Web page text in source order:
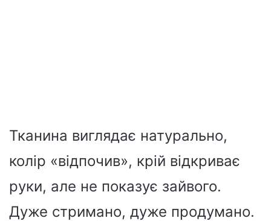
Тканина виглядає натурально,
колір «відпочив», крій відкриває
руки, але не показує зайвого.
Дуже стримано, дуже продумано.